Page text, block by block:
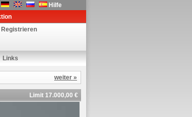
Hilfe
Registrieren
Links
weiter »
Limit 17.000,00 €